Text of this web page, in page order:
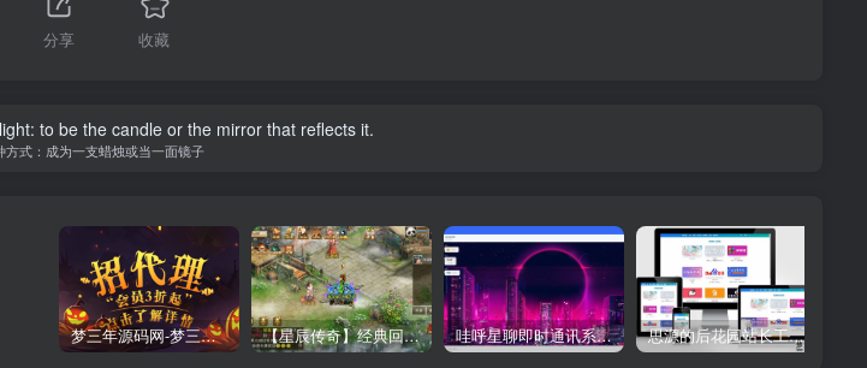
分享 收藏
to be the candle or the mirror that reflects it.
方式：成为一支蜡烛或当一面镜子
梦三年源码网-梦三年ym会员代理详情 【星辰传奇】经典回合制手游+安卓端+GM工具+详细搭建教程 哇呼星聊即时通讯系统源码 Android+iOS+PC三端 附教程 思源的后花园站长工具箱EMLOG模板源码